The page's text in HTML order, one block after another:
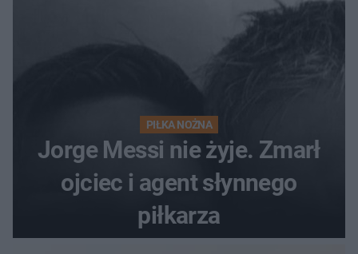
PIŁKA NOŻNA
Jorge Messi nie żyje. Zmarł
ojciec i agent słynnego
piłkarza